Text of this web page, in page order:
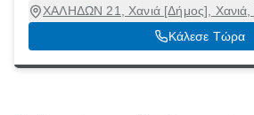
ΧΑΛΗΔΩΝ 21, Χανιά [Δήμος], Χανιά,
Κάλεσε Τώρα